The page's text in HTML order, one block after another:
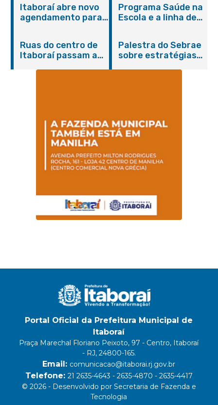
Itaboraí abre novo
agendamento para
Programa Saúde na
Escola e a linha de
promovem
conscientização
sobre hanseníase
Ruas do centro de
Itaboraí passam a
Palestra do Sebrae
sobre estratégias
Portal Oficial da Prefeitura Municipal de
Itaboraí
Praça Marechal Floriano Peixoto, 97 - Centro, Itaboraí
- RJ, 24800-165.
Email: comunicacao@itaborai.rj.gov.br
Telefone: 21 2635-4643 - 2635-4870 - 2635-4417
© 2026 - Desenvolvido por Secretaria de Fazenda e
Tecnologia